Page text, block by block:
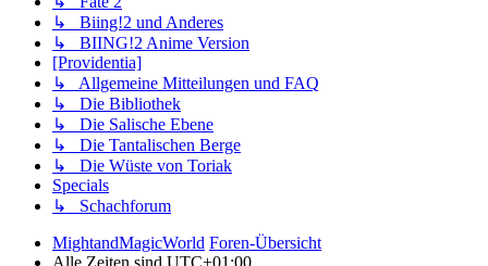
↳ Biing!2 und Anderes
↳ BIING!2 Anime Version
[Providentia]
↳ Allgemeine Mitteilungen und FAQ
↳ Die Bibliothek
↳ Die Salische Ebene
↳ Die Tantalischen Berge
↳ Die Wüste von Toriak
Specials
↳ Schachforum
MightandMagicWorld Foren-Übersicht
Alle Zeiten sind UTC+01:00